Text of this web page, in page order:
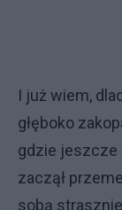
I już wiem,
głęboko
gdzie jeszcze
zaczął
sobą